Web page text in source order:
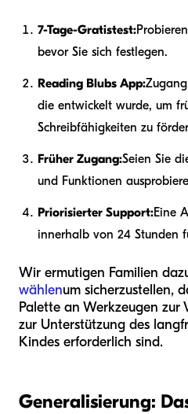
7-Tage-Gratistest:
bevor Sie sich festlegen.
Reading Blubs App:
die entwickelt wurde, um
Schreibfähigkeiten zu
Früher Zugang:Seien Sie
und Funktionen
Priorisierter Support:Eine
innerhalb von 24 Stunden
Wir ermutigen Familien
wählenum sicherzustellen,
Palette an Werkzeugen zur
zur Unterstützung des
Kindes erforderlich sind.
Generalisierung: